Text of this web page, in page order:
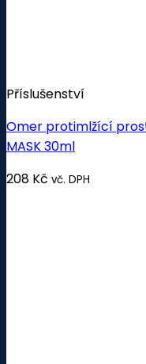
Příslušenství
Omer protimlžící
MASK 30ml
208 Kč vč. DPH